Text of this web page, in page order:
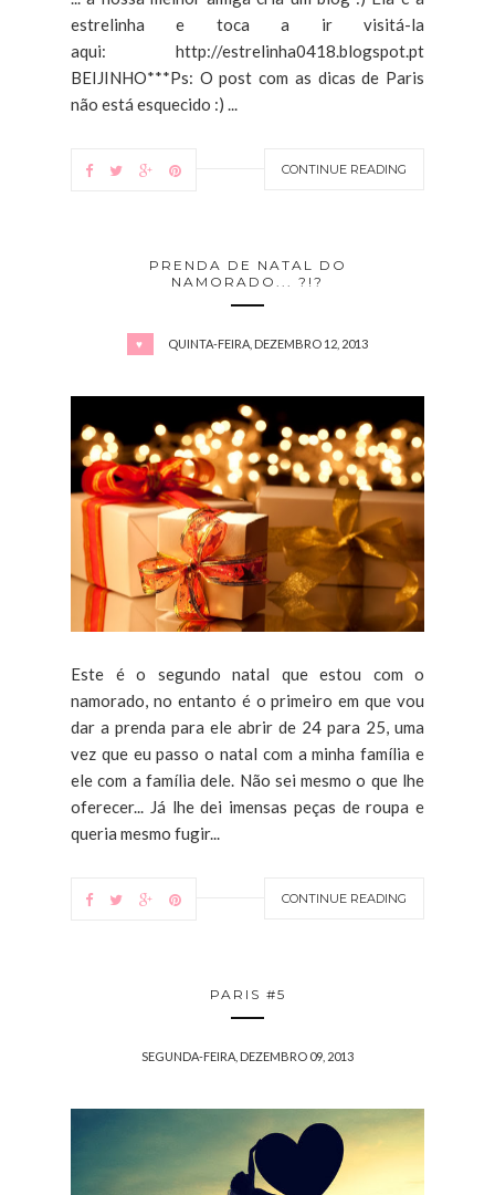
estrelinha e toca a ir visitá-la
aqui: http://estrelinha0418.blogspot.pt
BEIJINHO***Ps: O post com as dicas de Paris
não está esquecido :) ...
CONTINUE READING
PRENDA DE NATAL DO
NAMORADO... ?!?
♥ QUINTA-FEIRA, DEZEMBRO 12, 2013
Este é o segundo natal que estou com o
namorado, no entanto é o primeiro em que vou
dar a prenda para ele abrir de 24 para 25, uma
vez que eu passo o natal com a minha família e
ele com a família dele. Não sei mesmo o que lhe
oferecer... Já lhe dei imensas peças de roupa e
queria mesmo fugir...
CONTINUE READING
PARIS #5
SEGUNDA-FEIRA, DEZEMBRO 09, 2013